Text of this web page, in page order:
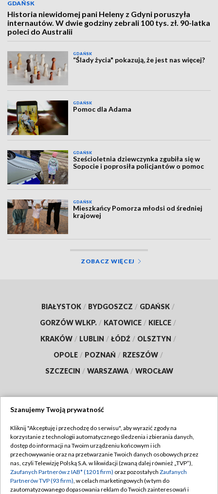
GDAŃSK
Historia niewidomej pani Heleny z Gdyni poruszyła
internautów. W dwie godziny zebrali 100 tys. zł. 90-latka
poleci do Australii
GDAŃSK
“Ślady życia" pokazują, że jest nas więcej?
GDAŃSK
Pomoc dla Adama
GDAŃSK
Sześcioletnia dziewczynka zgubiła się w
Sopocie i poprosiła policjantów o pomoc
GDAŃSK
Mieszkańcy Pomorza młodsi od średniej
krajowej
ZOBACZ WIĘCEJ
BIAŁYSTOK / BYDGOSZCZ / GDAŃSK /
GORZÓW WLKP. / KATOWICE / KIELCE /
KRAKÓW / LUBLIN / ŁÓDŹ / OLSZTYN /
OPOLE / POZNAŃ / RZESZÓW /
SZCZECIN / WARSZAWA / WROCŁAW
TVP
Abonament TVP
Emisja w TVP
Centrum informacji TVP
Regulamin TVP
Polityka prywatności
Moje zgody
Szanujemy Twoją prywatność
Kliknij "Akceptuję i przechodzę do serwisu", aby wyrazić zgody na
korzystanie z technologii automatycznego śledzenia i zbierania danych,
dostęp do informacji na Twoim urządzeniu końcowym i ich
przechowywanie oraz na przetwarzanie Twoich danych osobowych przez
nas, czyli Telewizję Polską S.A. w likwidacji (zwaną dalej również „TVP”),
Zaufanych Partnerów z IAB* (1201 firm) oraz pozostałych Zaufanych
Partnerów TVP (93 firm), w celach marketingowych (w tym do
zautomatyzowanego dopasowania reklam do Twoich zainteresowań i